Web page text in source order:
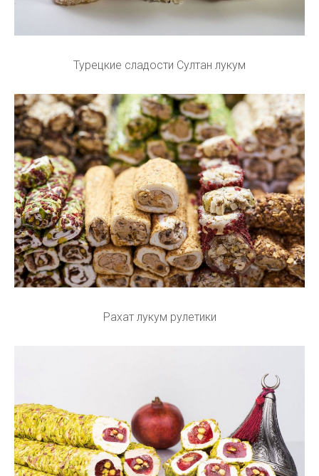
Турецкие сладости Султан лукум
Рахат лукум рулетики